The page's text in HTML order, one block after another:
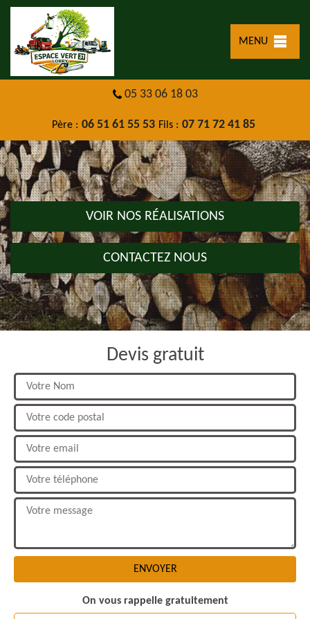
MENU
05 33 06 18 03
Père : 06 51 61 55 53 Fils : 07 71 72 41 85
VOIR NOS RÉALISATIONS
CONTACTEZ NOUS
Devis gratuit
On vous rappelle gratuitement